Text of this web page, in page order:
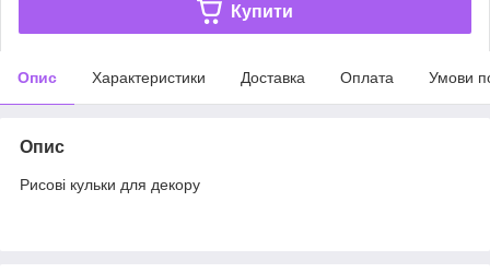
Купити
Опис Характеристики Доставка Оплата Умови
Опис
Рисові кульки для декору